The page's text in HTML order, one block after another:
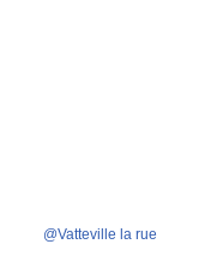
@Vatteville la rue